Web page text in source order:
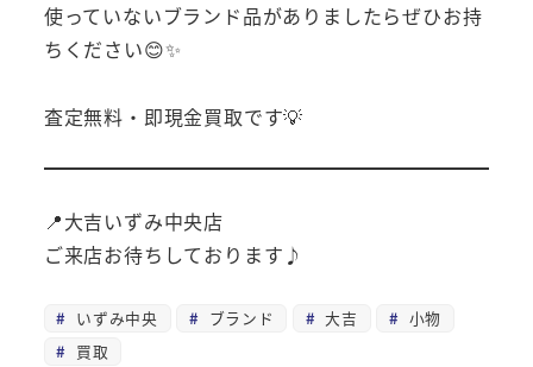
使っていないブランド品がありましたらぜひお持
ちください😊✨
査定無料・即現金買取です💡
📍大吉いずみ中央店
ご来店お待ちしております♪
いずみ中央 ブランド 大吉
小物
買取